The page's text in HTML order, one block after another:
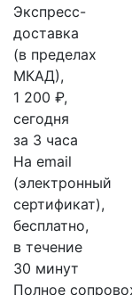
Экспресс-
доставка
(в пределах
МКАД),
1 200 ₽,
сегодня
за 3 часа
На email
(электронный
сертификат),
бесплатно,
в течение
30 минут
Полное